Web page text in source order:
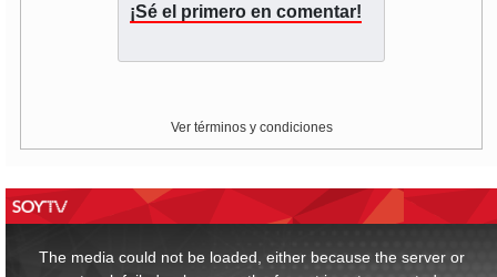
¡Sé el primero en comentar!
Ver términos y condiciones
The media could not be loaded, either because the server or